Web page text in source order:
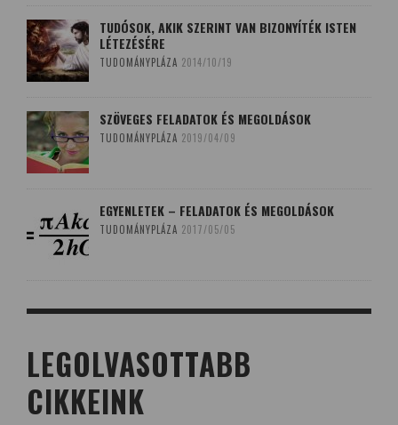
TUDÓSOK, AKIK SZERINT VAN BIZONYÍTÉK ISTEN
LÉTEZÉSÉRE
TUDOMÁNYPLÁZA 2014/10/19
SZÖVEGES FELADATOK ÉS MEGOLDÁSOK
TUDOMÁNYPLÁZA 2019/04/09
EGYENLETEK – FELADATOK ÉS MEGOLDÁSOK
TUDOMÁNYPLÁZA 2017/05/05
LEGOLVASOTTABB
CIKKEINK